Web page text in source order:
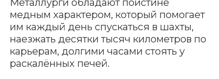
Металлурги обладают поистине
медным характером, который помогает
им каждый день спускаться в шахты,
наезжать десятки тысяч километров по
карьерам, долгими часами стоять у
раскалённых печей.